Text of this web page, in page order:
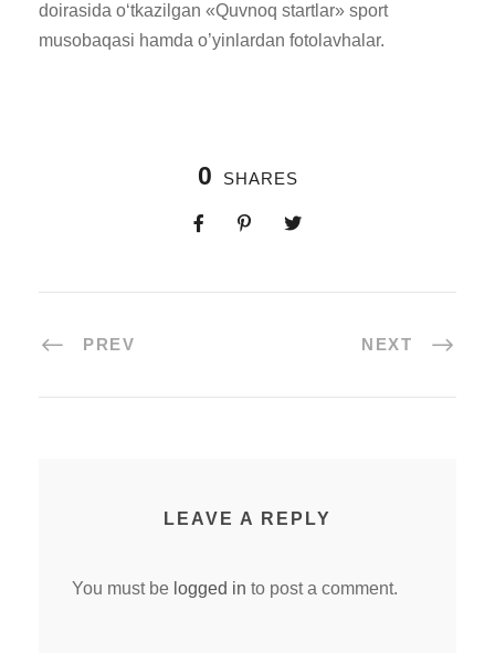
doirasida o‘tkazilgan «Quvnoq startlar» sport
musobaqasi hamda o’yinlardan fotolavhalar.
0 SHARES
PREV NEXT
LEAVE A REPLY
You must be logged in to post a comment.